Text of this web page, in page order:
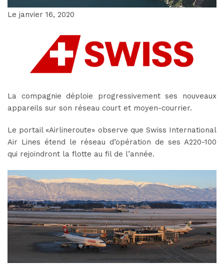
Le janvier 16, 2020
La compagnie déploie progressivement ses nouveaux
appareils sur son réseau court et moyen-courrier.
Le portail «Airlineroute» observe que Swiss International
Air Lines étend le réseau d’opération de ses A220-100
qui rejoindront la flotte au fil de l’année.